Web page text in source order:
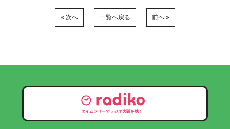
« 次へ 一覧へ戻る 前へ »
タイムフリーでラジオ大阪を聴く